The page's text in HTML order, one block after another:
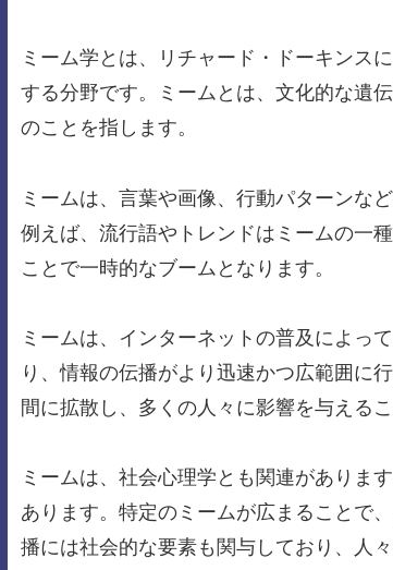
ミーム学とは、リチャード・ドーキンス
する分野です。ミームとは、文化的な遺
のことを指します。
ミームは、言葉や画像、行動パターンな
例えば、流行語やトレンドはミームの一
ことで一時的なブームとなります。
ミームは、インターネットの普及によっ
り、情報の伝播がより迅速かつ広範囲に
間に拡散し、多くの人々に影響を与えるこ
ミームは、社会心理学とも関連がありま
あります。特定のミームが広まることで
播には社会的な要素も関与しており、人